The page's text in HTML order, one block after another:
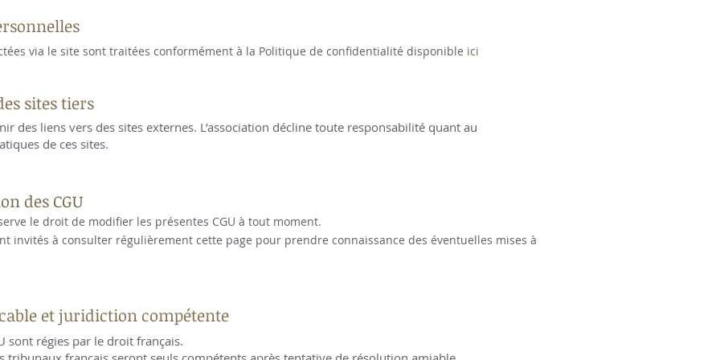
via le site sont traitées conformément à la Politique de confidentialité disponible ici
sites tiers
des liens vers des sites externes. L’association décline toute responsabilité quant au
de ces sites.
des CGU
le droit de modifier les présentes CGU à tout moment.
invités à consulter régulièrement cette page pour prendre connaissance des éventuelles mises à
et juridiction compétente
sont régies par le droit français.